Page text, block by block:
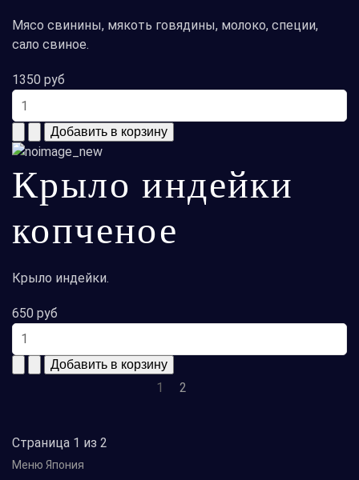
Мясо свинины, мякоть говядины, молоко, специи,
сало свиное.
1350 руб
Крыло индейки
копченое
Крыло индейки.
650 руб
1 2
Страница 1 из 2
Меню Япония